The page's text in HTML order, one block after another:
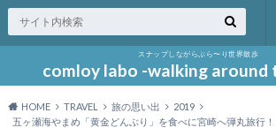
スナップしながらぶら〜り世界散歩
comloy labo -walking around
HOME TRAVEL 旅の思い出
2019
五ヶ瀬海やまめ「黄金どんぶり」を食べに宮崎へ弾丸旅行！